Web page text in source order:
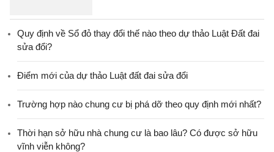
Quy định về Sổ đỏ thay đổi thế nào theo dự thảo Luật Đất đai
sửa đổi?
Điểm mới của dự thảo Luật đất đai sửa đổi
Trường hợp nào chung cư bị phá dỡ theo quy định mới nhất?
Thời hạn sở hữu nhà chung cư là bao lâu? Có được sở hữu
vĩnh viễn không?